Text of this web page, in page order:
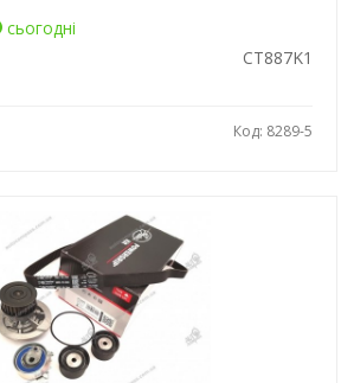
сьогодні
CT887K1
Код: 8289-5